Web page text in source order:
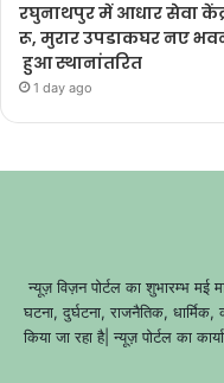
रघुनाथपुर में आधार सेवा
रू, मुरार उपडाकघर नए
हुआ स्थानांतरित
1 day ago
न्यूज़ विज़न पोर्टल का शुभारम्भ
घटना, दुर्घटना, राजनैतिक,
किया जा रहा है| न्यूज़ पोर्टल का